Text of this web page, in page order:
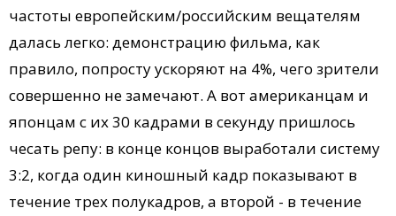
частоты европейским/российским вещателям
далась легко: демонстрацию фильма, как
правило, попросту ускоряют на 4%, чего зрители
совершенно не замечают. А вот американцам и
японцам с их 30 кадрами в секунду пришлось
чесать репу: в конце концов выработали систему
3:2, когда один киношный кадр показывают в
течение трех полукадров, а второй - в течение